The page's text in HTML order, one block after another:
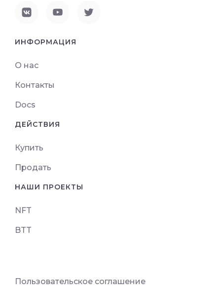
ИНФОРМАЦИЯ
О нас
Контакты
Docs
ДЕЙСТВИЯ
Купить
Продать
НАШИ ПРОЕКТЫ
NFT
BTT
Пользовательское соглашение